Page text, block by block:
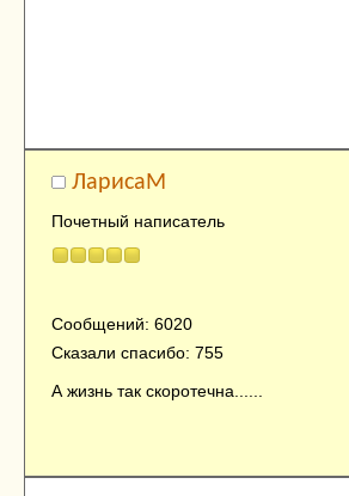
ЛарисаМ
Почетный написатель
Сообщений: 6020
Сказали спасибо: 755
А жизнь так скоротечна......